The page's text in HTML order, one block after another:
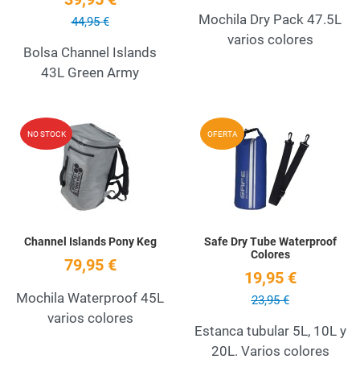
44,95 €
Bolsa Channel Islands
43L Green Army
Mochila Dry Pack 47.5L
varios colores
NO STOCK Add to Wishlist
Channel Islands Pony Keg
79,95 €
Mochila Waterproof 45L
varios colores
OFERTA
Safe Dry Tube Waterproof
Colores
19,95 €
23,95 €
Estanca tubular 5L, 10L y
20L. Varios colores